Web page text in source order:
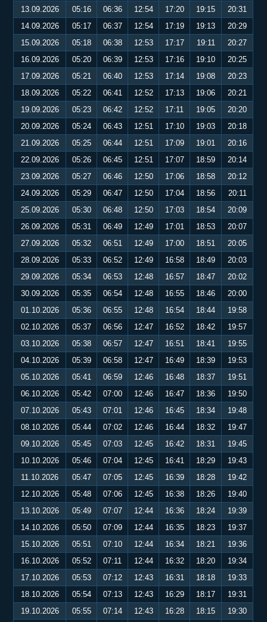
13.09.2026
05:16 06:36 12:54 17:20 19:15
20:31
14.09.2026
05:17 06:37 12:54 17:19 19:13
20:29
15.09.2026
05:18 06:38 12:53 17:17 19:11
20:27
16.09.2026
05:20 06:39 12:53 17:16 19:10
20:25
17.09.2026
05:21 06:40 12:53 17:14 19:08
20:23
18.09.2026
05:22 06:41 12:52 17:13 19:06
20:21
19.09.2026
05:23 06:42 12:52 17:11 19:05
20:20
20.09.2026
05:24 06:43 12:51 17:10 19:03
20:18
21.09.2026
05:25 06:44 12:51 17:09 19:01
20:16
22.09.2026
05:26 06:45 12:51 17:07 18:59
20:14
23.09.2026
05:27 06:46 12:50 17:06 18:58
20:12
24.09.2026
05:29 06:47 12:50 17:04 18:56
20:11
25.09.2026
05:30 06:48 12:50 17:03 18:54
20:09
26.09.2026
05:31 06:49 12:49 17:01 18:53
20:07
27.09.2026
05:32 06:51 12:49 17:00 18:51
20:05
28.09.2026
05:33 06:52 12:49 16:58 18:49
20:03
29.09.2026
05:34 06:53 12:48 16:57 18:47
20:02
30.09.2026
05:35 06:54 12:48 16:55 18:46
20:00
01.10.2026
05:36 06:55 12:48 16:54 18:44
19:58
02.10.2026
05:37 06:56 12:47 16:52 18:42
19:57
03.10.2026
05:38 06:57 12:47 16:51 18:41
19:55
04.10.2026
05:39 06:58 12:47 16:49 18:39
19:53
05.10.2026
05:41 06:59 12:46 16:48 18:37
19:51
06.10.2026
05:42 07:00 12:46 16:47 18:36
19:50
07.10.2026
05:43 07:01 12:46 16:45 18:34
19:48
08.10.2026
05:44 07:02 12:46 16:44 18:32
19:47
09.10.2026
05:45 07:03 12:45 16:42 18:31
19:45
10.10.2026
05:46 07:04 12:45 16:41 18:29
19:43
11.10.2026
05:47 07:05 12:45 16:39 18:28
19:42
12.10.2026
05:48 07:06 12:45 16:38 18:26
19:40
13.10.2026
05:49 07:07 12:44 16:36 18:24
19:39
14.10.2026
05:50 07:09 12:44 16:35 18:23
19:37
15.10.2026
05:51 07:10 12:44 16:34 18:21
19:36
16.10.2026
05:52 07:11 12:44 16:32 18:20
19:34
17.10.2026
05:53 07:12 12:43 16:31 18:18
19:33
18.10.2026
05:54 07:13 12:43 16:29 18:17
19:31
19.10.2026
05:55 07:14 12:43 16:28 18:15
19:30